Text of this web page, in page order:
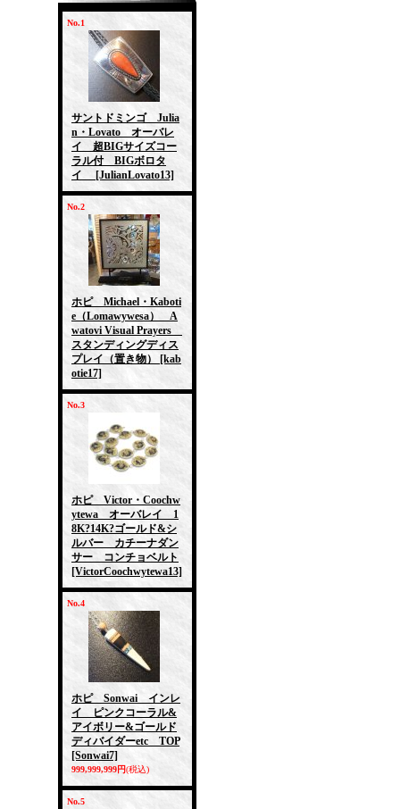
No.1
サントドミンゴ Julia
n・Lovato オーバレ
イ 超BIGサイズコー
ラル付 BIGボロタ
イ
[JulianLovato13]
No.2
ホピ Michael・Kaboti
e（Lomawywesa） A
watovi Visual Prayers
スタンディングディス
プレイ（置き物）
[kab
otie17]
No.3
ホピ Victor・Coochw
ytewa オーバレイ 1
8K?14K?ゴールド&シ
ルバー カチーナダン
サー コンチョベルト
[VictorCoochwytewa13]
No.4
ホピ Sonwai インレ
イ ピンクコーラル&
アイボリー&ゴールド
ディバイダーetc TOP
[Sonwai7]
999,999,999円(税込)
No.5